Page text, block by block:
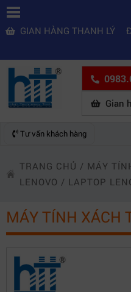
GIAN HÀNG THANH LÝ
Gian
Tư vấn khách hàng
TRANG CHỦ / MÁY
LENOVO / LAPTOP
MÁY TÍNH XÁCH